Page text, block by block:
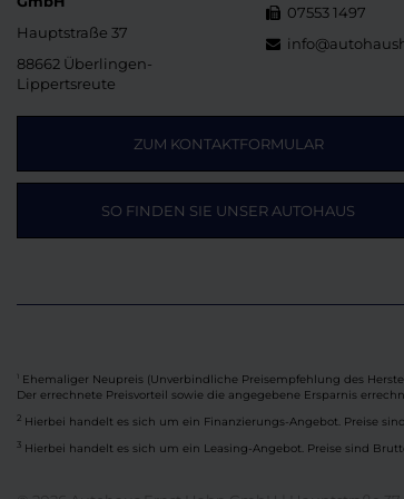
Hauptstraße 37
88662 Überlingen-
Lippertsreute
07553 1497
ZUM KONTAKTFORMULAR
SO FINDEN SIE UNSER AUTOHAUS
Ehemaliger Neupreis (Unverbindliche Preisempfehlung des
Der errechnete Preisvorteil sowie die angegebene Ersparnis
2 Hierbei handelt es sich um ein Finanzierungs-Angebot. Preise
3 Hierbei handelt es sich um ein Leasing-Angebot. Preise sind